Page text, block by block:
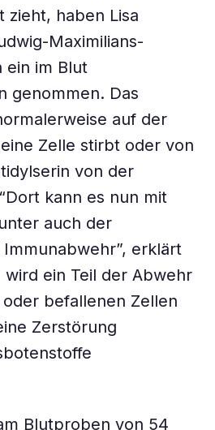
zieht, haben Lisa
Maximilians-
ein im Blut
genommen. Das
auf der
Zelle stirbt oder von
von der
kann es nun mit
auch der
erklärt
ein Teil der Abwehr
befallenen Zellen
Zerstörung
Blutproben von 54